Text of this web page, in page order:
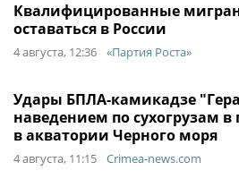
Квалифицированные
оставаться в России
4 августа, 12:36 «Партия Роста»
Удары БПЛА-камикадзе
наведением по сухогрузам в
в акватории Черного моря
4 августа, 11:15 Crimea-news.com